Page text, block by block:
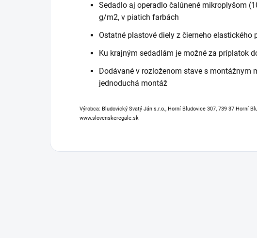
Sedadlo aj operadlo čalúnené mikroplyšom
g/m2, v piatich farbách
Ostatné plastové diely z čierneho elastického
Ku krajným sedadlám je možné za príplatok
Dodávané v rozloženom stave s montážnym
jednoduchá montáž
Výrobca: Bludovický Svatý Ján s.r.o., Horní Bludovice 307, 739 37 Horní
www.slovenskeregale.sk